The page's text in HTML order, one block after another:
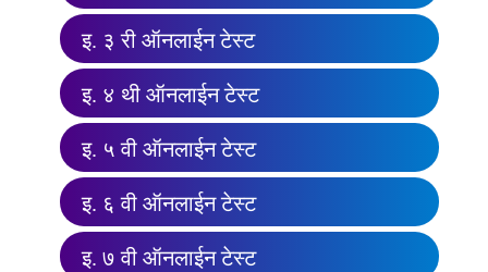
इ. ३ री ऑनलाईन टेस्ट
इ. ४ थी ऑनलाईन टेस्ट
इ. ५ वी ऑनलाईन टेस्ट
इ. ६ वी ऑनलाईन टेस्ट
इ. ७ वी ऑनलाईन टेस्ट